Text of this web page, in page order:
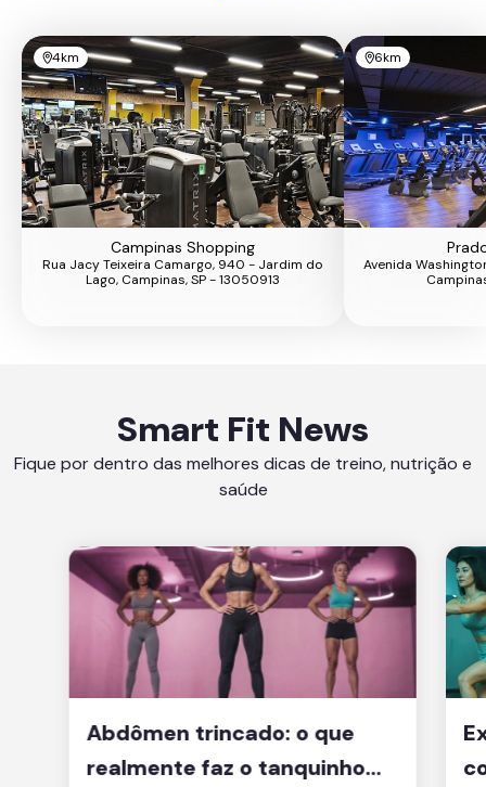
4km
Campinas Shopping
Rua Jacy Teixeira Camargo, 940 - Jardim do
Lago, Campinas, SP - 13050913
6km
Avenida
Smart Fit News
Fique por dentro das melhores dicas de treino, nutrição e
saúde
Abdômen trincado: o que
realmente faz o tanquinho